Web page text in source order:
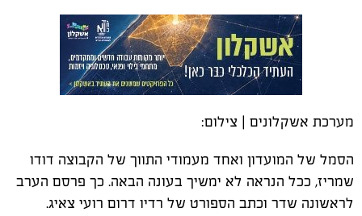
מערכת אשקלונים | צילום:
הסמל של המועדון ואחד מעמודי התווך של הקבוצה דודו
שמריז, ככל הנראה לא ימשיך בעונה הבאה. כך פרסם הערב
לראשונה שדר וכתב הספורט של רדיו דרום רועי צאיג.